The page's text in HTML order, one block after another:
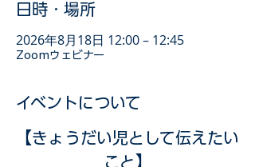
日時・場所
2026年8月18日 12:00 – 12:45
Zoomウェビナー
イベントについて
【きょうだい児として伝えたい
こと】